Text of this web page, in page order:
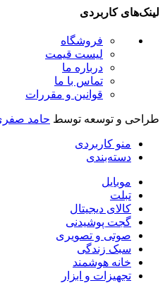
کاربردی
فروشگاه
لیست قیمت
درباره ما
تماس با ما
قوانین و مقررات
و توسعه توسطحامد صفری
منو کاربردی
دسته‌بندی
موبایل
تبلت
کالای دیجیتال
گجت پوشیدنی
صوتی و تصویری
سبک زندگی
خانه هوشمند
تجهیزات و ابزار